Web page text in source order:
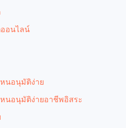
อนไลน์
นอนุมัติง่าย
นอนุมัติง่ายอาชีพอิสระ